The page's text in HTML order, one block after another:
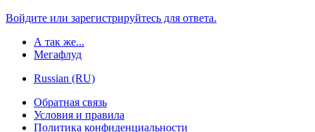
Войдите или зарегистрируйтесь для ответа.
А так же...
Мегафлуд
Russian (RU)
Обратная связь
Условия и правила
Политика конфиденциальности